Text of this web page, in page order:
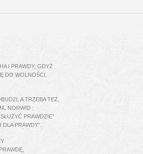
I PRAWDY, GDYŻ
DO WOLNOŚCI,
A TRZEBA TEŻ,
NORWID :
PRAWDZIE”
PRAWDY”.